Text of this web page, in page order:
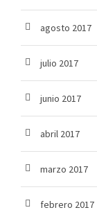
agosto 2017
julio 2017
junio 2017
abril 2017
marzo 2017
febrero 2017